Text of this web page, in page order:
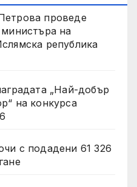
проведе
на
република
„Най-добър
на конкурса
с подадени 61 326